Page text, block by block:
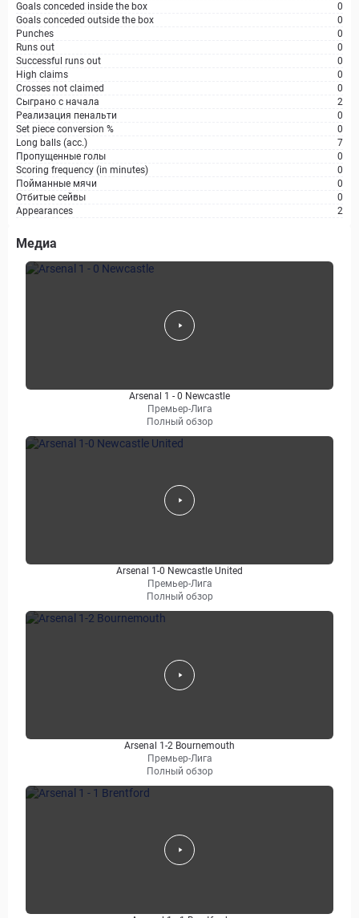
Goals conceded inside the box
0
Goals conceded outside the box
0
Punches
0
Runs out
0
Successful runs out
0
High claims
0
Crosses not claimed
0
Сыграно с начала
2
Реализация пенальти
0
Set piece conversion %
0
Long balls (acc.)
7
Пропущенные голы
0
Scoring frequency (in minutes)
0
Пойманные мячи
0
Отбитые сейвы
0
Appearances
2
Медиа
Arsenal 1 - 0 Newcastle
Премьер-Лига
Полный обзор
Arsenal 1-0 Newcastle United
Премьер-Лига
Полный обзор
Arsenal 1-2 Bournemouth
Премьер-Лига
Полный обзор